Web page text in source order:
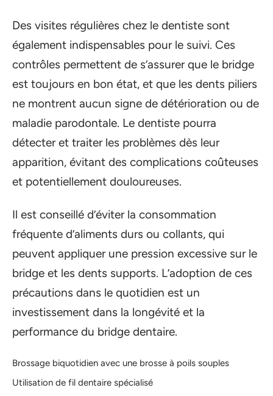
Des visites régulières chez le dentiste sont
également indispensables pour le suivi. Ces
contrôles permettent de s’assurer que le bridge
est toujours en bon état, et que les dents piliers
ne montrent aucun signe de détérioration ou de
maladie parodontale. Le dentiste pourra
détecter et traiter les problèmes dès leur
apparition, évitant des complications coûteuses
et potentiellement douloureuses.
Il est conseillé d’éviter la consommation
fréquente d’aliments durs ou collants, qui
peuvent appliquer une pression excessive sur le
bridge et les dents supports. L’adoption de ces
précautions dans le quotidien est un
investissement dans la longévité et la
performance du bridge dentaire.
Brossage biquotidien avec une brosse à poils souples
Utilisation de fil dentaire spécialisé